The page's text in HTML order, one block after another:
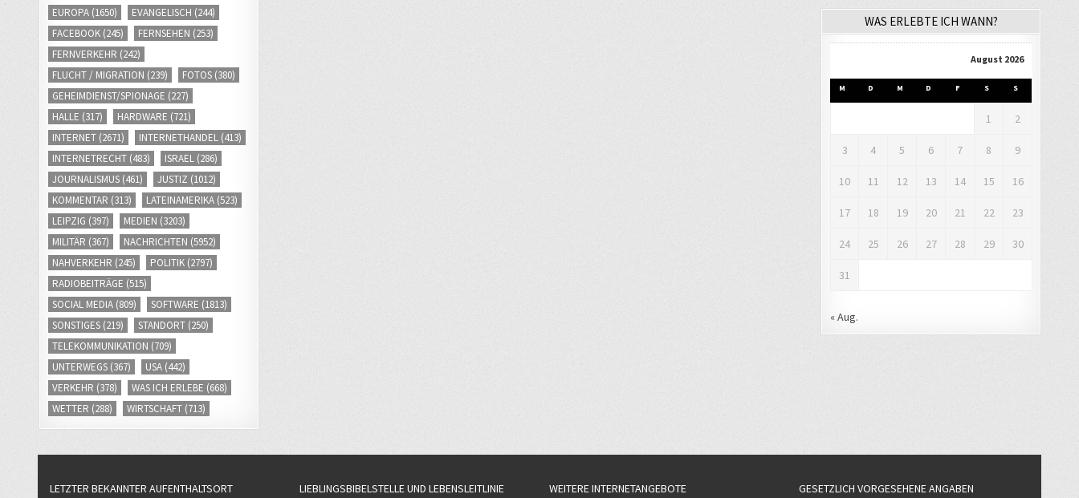
EUROPA (1650) EVANGELISCH (244)
FACEBOOK (245) FERNSEHEN (253)
FERNVERKEHR (242)
FLUCHT / MIGRATION (239) FOTOS (380)
GEHEIMDIENST/SPIONAGE (227)
HALLE (317) HARDWARE (721)
INTERNET (2671) INTERNETHANDEL (413)
INTERNETRECHT (483) ISRAEL (286)
JOURNALISMUS (461) JUSTIZ (1012)
KOMMENTAR (313) LATEINAMERIKA (523)
LEIPZIG (397) MEDIEN (3203)
MILITÄR (367) NACHRICHTEN (5952)
NAHVERKEHR (245) POLITIK (2797)
RADIOBEITRÄGE (515)
SOCIAL MEDIA (809) SOFTWARE (1813)
SONSTIGES (219) STANDORT (250)
TELEKOMMUNIKATION (709)
UNTERWEGS (367) USA (442)
VERKEHR (378) WAS ICH ERLEBE (668)
WETTER (288) WIRTSCHAFT (713)
WAS ERLEBTE ICH WANN?
August 2026
M D M D F S S
1 2
3 4 5 6 7 8 9
10 11 12 13 14 15 16
17 18 19 20 21 22 23
24 25 26 27 28 29 30
31
« Aug.
LETZTER BEKANNTER AUFENTHALTSORT LIEBLINGSBIBELSTELLE UND LEBENSLEITLINIE WEITERE INTERNETANGEBOTE GESETZLICH VORGESEHENE ANGABEN